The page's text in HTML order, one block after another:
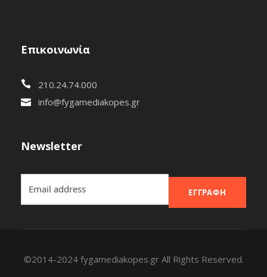
Επικοινωνία
210.24.74.000
info@fygamediakopes.gr
Newsletter
ΕΓΓΡΑΦΉ
©2014-2024 fygamediakopes.gr All Rights Reserved.